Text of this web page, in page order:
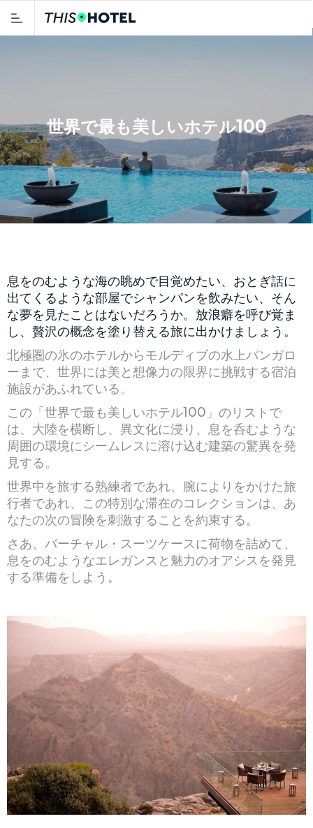
世界で最も美しいホテル100
息をのむような海の眺めで目覚めたい、おとぎ話に
出てくるような部屋でシャンパンを飲みたい、そん
な夢を見たことはないだろうか。放浪癖を呼び覚ま
し、贅沢の概念を塗り替える旅に出かけましょう。
北極圏の氷のホテルからモルディブの水上バンガロ
ーまで、世界には美と想像力の限界に挑戦する宿泊
施設があふれている。
この「世界で最も美しいホテル100」のリストで
は、大陸を横断し、異文化に浸り、息を呑むような
周囲の環境にシームレスに溶け込む建築の驚異を発
見する。
世界中を旅する熟練者であれ、腕によりをかけた旅
行者であれ、この特別な滞在のコレクションは、あ
なたの次の冒険を刺激することを約束する。
さあ、バーチャル・スーツケースに荷物を詰めて、
息をのむようなエレガンスと魅力のオアシスを発見
する準備をしよう。